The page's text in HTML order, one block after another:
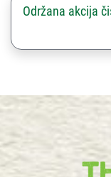
Održana akcija